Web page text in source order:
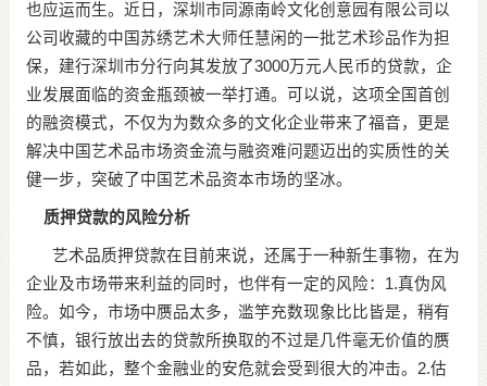
也应运而生。近日，深圳市同源南岭文化创意园有限公司以
公司收藏的中国苏绣艺术大师任慧闲的一批艺术珍品作为担
保，建行深圳市分行向其发放了3000万元人民币的贷款，企
业发展面临的资金瓶颈被一举打通。可以说，这项全国首创
的融资模式，不仅为为数众多的文化企业带来了福音，更是
解决中国艺术品市场资金流与融资难问题迈出的实质性的关
健一步，突破了中国艺术品资本市场的坚冰。
质押贷款的风险分析
艺术品质押贷款在目前来说，还属于一种新生事物，在为
企业及市场带来利益的同时，也伴有一定的风险：1.真伪风
险。如今，市场中赝品太多，滥竽充数现象比比皆是，稍有
不慎，银行放出去的贷款所换取的不过是几件毫无价值的赝
品，若如此，整个金融业的安危就会受到很大的冲击。2.估